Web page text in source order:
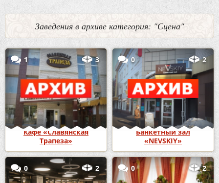
Заведения в архиве категория: "Сцена"
1 3
Кафе «Славянская
Трапеза»
0 2
Банкетный зал
«NEVSKIY»
0 2 0 2